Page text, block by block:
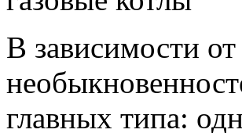
В зависимости
главных типа: